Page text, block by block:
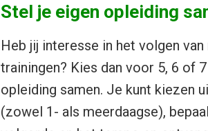
Stel je eigen opleiding
Heb jij interesse in het volgen
trainingen? Kies dan voor 5, 6 of
opleiding samen. Je kunt kiezen
(zowel 1- als meerdaagse),